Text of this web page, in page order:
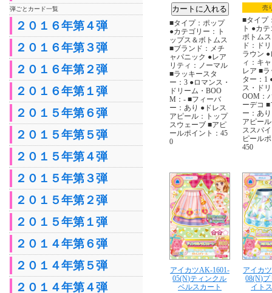
弾ごとカード一覧
２０１６年第４弾
２０１６年第３弾
２０１６年第２弾
２０１６年第１弾
２０１５年第６弾
２０１５年第５弾
２０１５年第４弾
２０１５年第３弾
２０１５年第２弾
２０１５年第１弾
２０１４年第６弾
２０１４年第５弾
２０１４年第４弾
■タイプ：ポップ
●カテゴリー：ト
ップス＆ボトムス
■ブランド：メチ
ャパニック ●レア
リティ：ノーマル
■ラッキースタ
ー：3 ●ロマンス・
ドリーム・BOO
M：- ■フィーバ
ー：あり ●ドレス
アピール：トップ
スウェーブ ■アピ
ールポイント：45
0
売
■タイプ
ト ●カ
ボトム
ド：ド
ラウン
ィ：キ
レア ■
ター：1
ス・ド
OOM：
ーデコ
ー：あ
アピー
ススパ
ピール
450
アイカツAK-1601-
05(N)ティンクル
ベルスカート
アイカ
08(N)
イト